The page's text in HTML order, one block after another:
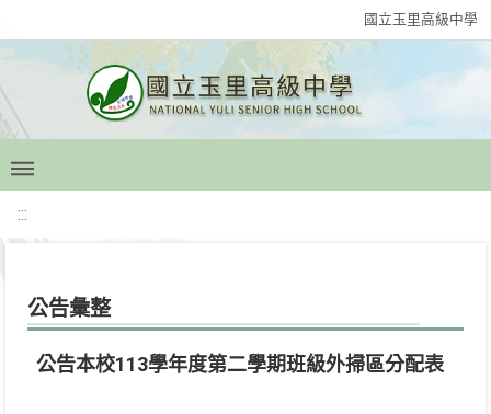
國立玉里高級中學
:::
公告彙整
公告本校113學年度第二學期班級外掃區分配表